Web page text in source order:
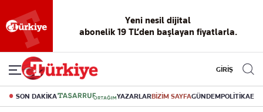
Yeni nesil dijital
abonelik 19 TL’den başlayan fiyatlarla.
GİRİŞ
SON DAKİKA YAZARLARBİZİM SAYFAGÜNDEMPOLİTİKA